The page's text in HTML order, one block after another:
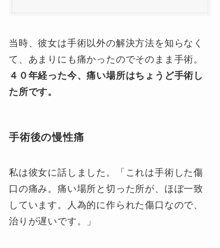
当時、彼女は手術以外の解決方法を知らなく
て、あまりにも痛かったのでそのまま手術。
４０年経った今、痛い場所はちょうど手術し
た所です。
手術後の慢性痛
私は彼女に話しました。「これは手術した傷
口の痛み。痛い場所と切った所が、ほぼ一致
しています。人為的に作られた傷口なので、
治りが遅いです。」